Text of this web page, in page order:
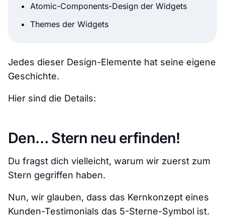
Atomic-Components-Design der Widgets
Themes der Widgets
Jedes dieser Design-Elemente hat seine eigene
Geschichte.
Hier sind die Details:
Den… Stern neu erfinden!
Du fragst dich vielleicht, warum wir zuerst zum
Stern gegriffen haben.
Nun, wir glauben, dass das Kernkonzept eines
Kunden-Testimonials das 5-Sterne-Symbol ist.